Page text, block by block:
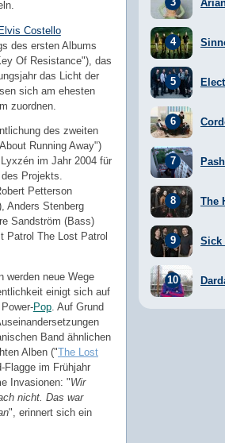
Costello
des ersten Albums
Of Resistance"), das
das Licht der
sich am ehesten
zuordnen.
des zweiten
Running Away")
im Jahr 2004 für
Projekts.
Petterson
Anders Stenberg
Sandström (Bass)
Patrol The Lost Patrol
werden neue Wege
einigt sich auf
Pop. Auf Grund
Band ähnlichen
Alben ("The Lost
im Frühjahr
Invasionen: "Wir
nicht. Das war
", erinnert sich ein
The
Sick